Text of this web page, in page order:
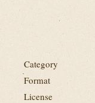
Category
Format
License